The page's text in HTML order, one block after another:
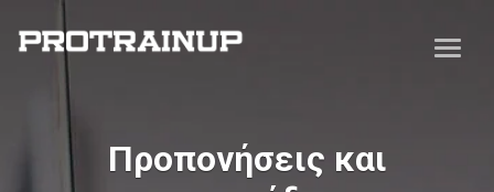
Προπονήσεις και